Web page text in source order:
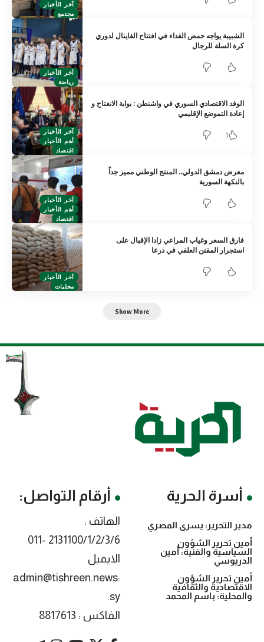
آخر الأخبار
مجتمع
آخر الأخبار
رياضة
الشبيبة يواجه حمص الفداء في افتتاح الفاينال لدوري
كرة السلة للرجال
آخر الأخبار
أهم الأخبار
اقتصاد
الوفد الاقتصادي السوري في واشنطن : بوابة الانفتاح و
إعادة التموضع الإقليمي
1
آخر الأخبار
أهم الأخبار
اقتصاد
معرض دمشق الدولي.. المنتج الوطني مميز جداً
بالنكهة السورية
آخر الأخبار
محليات
فارق السعر وغياب المراعي زادا الإقبال على
استجرار المقنن العلفي في درعا
Show More
أسرة الحرية
مدير التحرير: يسرى المصري
أمين تحرير الشؤون
السياسية والفنية: أمين
الدريوسي
أمين تحرير الشؤون
الاقتصادية والثقافية
والمحلية: باسم المحمد
أرقام التواصل:
الهاتف :
2131100/1/2/3/6 -011
الايميل
:admin@tishreen.news
.sy
الفاكس : 8817613